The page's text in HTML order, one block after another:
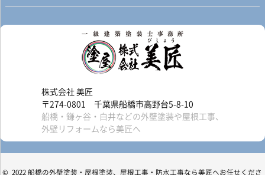
株式会社 美匠
〒274-0801 千葉県船橋市高野台5-8-10
船橋・鎌ヶ谷・白井などの外壁塗装や屋根工事、
外壁リフォームなら美匠へ
© 2022 船橋の外壁塗装・屋根塗装、屋根工事・防水工事なら美匠へお任せくださ